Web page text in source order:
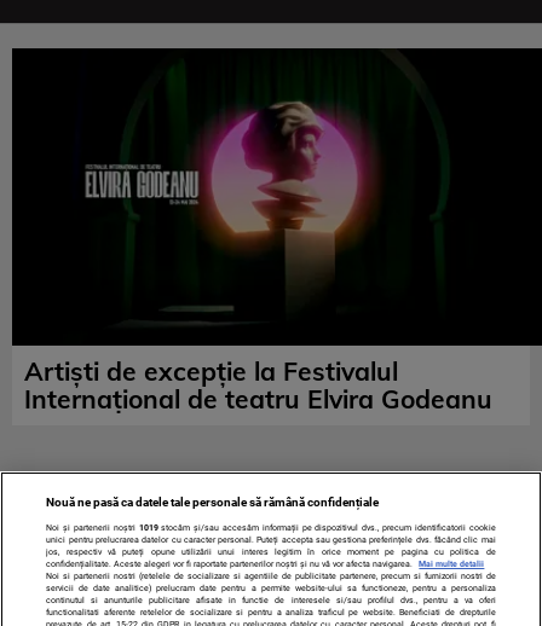
Artiști de excepție la Festivalul
Internațional de teatru Elvira Godeanu
Nouă ne pasă ca datele tale personale să rămână confidențiale
Noi și partenerii noștri 1019stocăm și/sau accesăm informații pe dispozitivul dvs., precum identificatorii cookie
unici pentru prelucrarea datelor cu caracter personal. Puteți accepta sau gestiona preferințele dvs. făcând clic mai
jos, respectiv vă puteți opune utilizării unui interes legitim în orice moment pe pagina cu politica de
confidențialitate. Aceste alegeri vor fi raportate partenerilor noștri și nu vă vor afecta navigarea.
Mai multe detalii
Noi si partenerii nostri (retelele de socializare si agentiile de publicitate partenere, precum si furnizorii nostri de
servicii de date analitice) prelucram date pentru a permite website-ului sa functioneze, pentru a personaliza
continutul si anunturile publicitare afisate in functie de interesele si/sau profilul dvs., pentru a va oferi
functionalitati aferente retelelor de socializare si pentru a analiza traficul pe website. Beneficiati de drepturile
prevazute de art. 15-22 din GDPR in legatura cu prelucrarea datelor cu caracter personal. Aceste drepturi pot fi